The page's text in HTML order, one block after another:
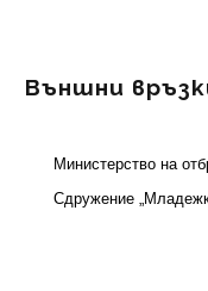
Външни
Министерство на
Сдружение